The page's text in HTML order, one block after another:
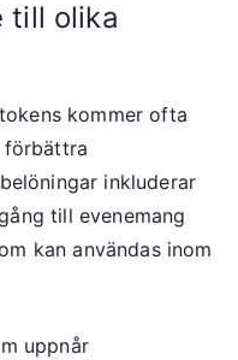
till olika
kommer ofta
förbättra
inkluderar
till evenemang
kan användas inom
uppnår